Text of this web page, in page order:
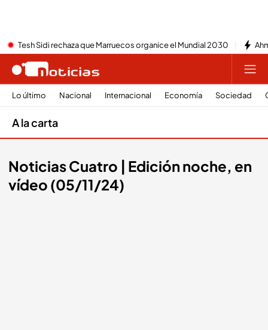
Tesh Sidi rechaza que Marruecos organice el Mundial 2030
Lo último Nacional Internacional Economía Sociedad
A la carta
Noticias Cuatro | Edición noche, en
vídeo (05/11/24)